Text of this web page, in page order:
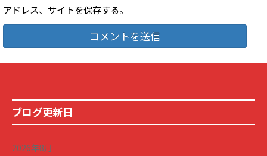
アドレス、サイトを保存する。
ブログ更新日
2026年8月